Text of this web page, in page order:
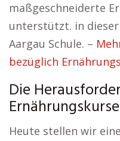
maßgeschneiderte
unterstützt. in
Aargau Schule. –
bezüglich
Die
Heute stellen wir